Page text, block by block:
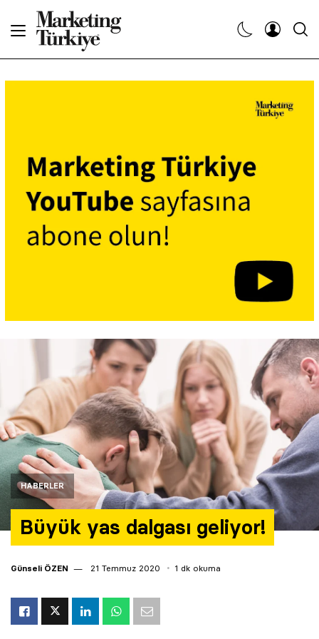
HABERLER
Büyük yas dalgası geliyor!
Günseli ÖZEN 21 Temmuz 2020 1 dk okuma
Dergiler
Etkinlikler
Araştırma